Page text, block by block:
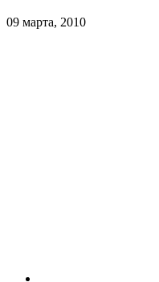
09 марта, 2010